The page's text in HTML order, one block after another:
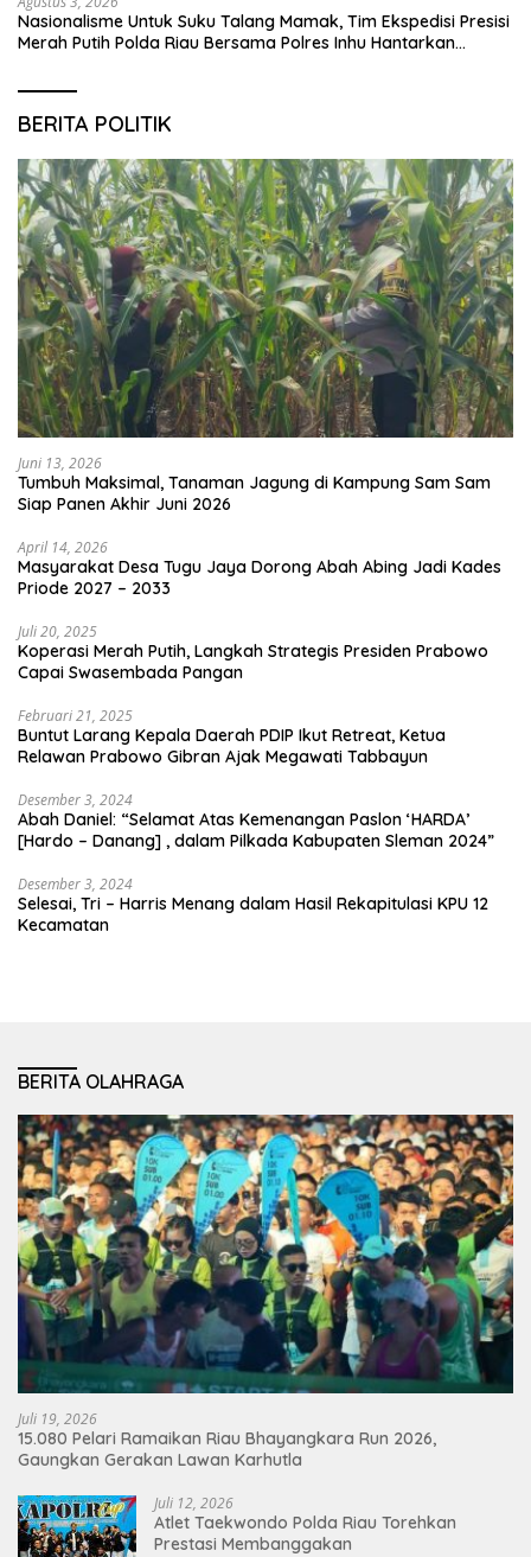
Nasionalisme Untuk Suku Talang Mamak, Tim Ekspedisi Presisi
Merah Putih Polda Riau Bersama Polres Inhu Hantarkan
BERITA POLITIK
Juni 13, 2026
Tumbuh Maksimal, Tanaman Jagung di Kampung Sam Sam
Siap Panen Akhir Juni 2026
April 14, 2026
Masyarakat Desa Tugu Jaya Dorong Abah Abing Jadi Kades
Priode 2027 – 2033
Juli 20, 2025
Koperasi Merah Putih, Langkah Strategis Presiden Prabowo
Capai Swasembada Pangan
Februari 21, 2025
Buntut Larang Kepala Daerah PDIP Ikut Retreat, Ketua
Relawan Prabowo Gibran Ajak Megawati Tabbayun
Desember 3, 2024
Abah Daniel: “Selamat Atas Kemenangan Paslon ‘HARDA’
[Hardo – Danang] , dalam Pilkada Kabupaten Sleman 2024”
Desember 3, 2024
Selesai, Tri – Harris Menang dalam Hasil Rekapitulasi KPU 12
Kecamatan
BERITA OLAHRAGA
Juli 19, 2026
15.080 Pelari Ramaikan Riau Bhayangkara Run 2026,
Gaungkan Gerakan Lawan Karhutla
Juli 12, 2026
Atlet Taekwondo Polda Riau Torehkan
Prestasi Membanggakan